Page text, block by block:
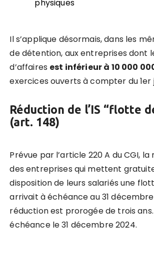
physiques
Il s’applique désormais, dans les
de détention, aux entreprises dont
d’affaires est inférieur à 10 000
exercices ouverts à compter du 1er
Réduction de l’IS “flotte
(art. 148)
Prévue par l’article 220 A du CGI, la
des entreprises qui mettent
disposition de leurs salariés une
arrivait à échéance au 31 décembre
réduction est prorogée de trois
échéance le 31 décembre 2024.